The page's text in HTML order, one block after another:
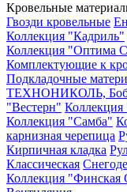
Кровельные
Гвозди кровельные
Коллекция "Кадриль"
Коллекция "Оптима
Комплектующие к
Подкладочные
ТЕХНОНИКОЛЬ,
"Вестерн"
Коллекция "Самба"
карнизная черепица
Кирпичная кладка
Классическая
Коллекция "Финская